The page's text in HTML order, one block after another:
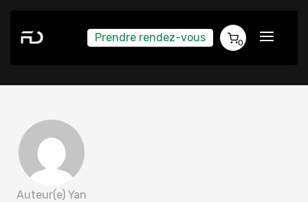
Prendre rendez-vous 0
Jonathan Bertrand 2022-01-24
Auteur(e) Yan